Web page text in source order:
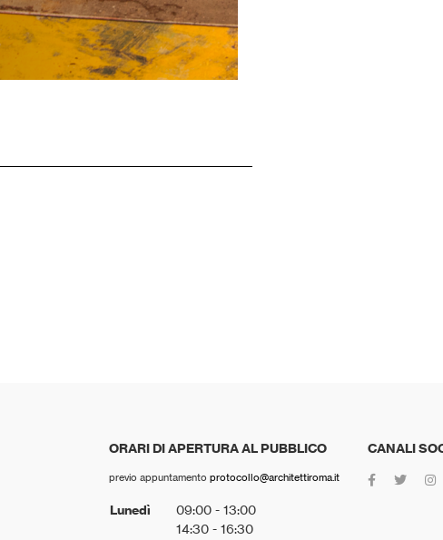
ORARI DI APERTURA AL PUBBLICO
previo appuntamento protocollo@architettiroma.it
Lunedì
09:00 - 13:00
14:30 - 16:30
CANALI